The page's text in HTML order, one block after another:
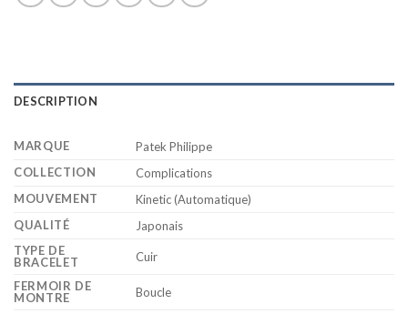
DESCRIPTION
MARQUE
Patek Philippe
COLLECTION
Complications
MOUVEMENT
Kinetic (Automatique)
QUALITÉ
Japonais
TYPE DE
BRACELET
Cuir
FERMOIR DE
MONTRE
Boucle